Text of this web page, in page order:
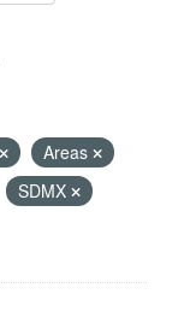
Areas
SDMX